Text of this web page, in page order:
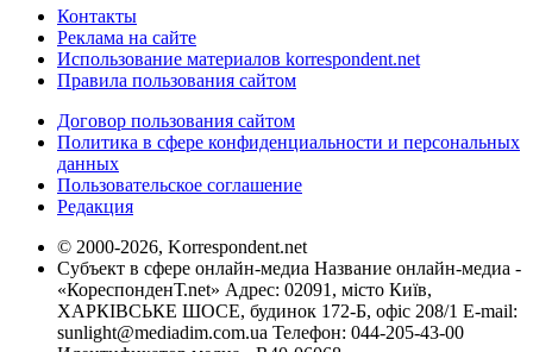
Контакты
Реклама на сайте
Использование материалов korrespondent.net
Правила пользования сайтом
Договор пользования сайтом
Политика в сфере конфиденциальности и персональных
данных
Пользовательское соглашение
Редакция
© 2000-2026, Korrespondent.net
Субъект в сфере онлайн-медиа Название онлайн-медиа -
«КореспонденТ.net» Адрес: 02091, місто Київ,
ХАРКІВСЬКЕ ШОСЕ, будинок 172-Б, офіс 208/1 E-mail:
sunlight@mediadim.com.ua Телефон: 044-205-43-00